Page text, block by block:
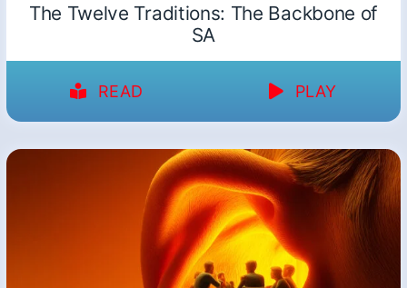
The Twelve Traditions: The Backbone of
SA
READ PLAY